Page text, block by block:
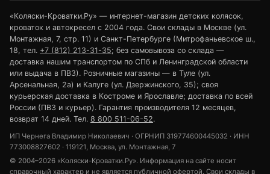
«Коляски-Кроватки.Ру» — интернет-магазин детских колясок,
кроваток и автокресел с 2004 года. Свои склады в Москве (ул.
Монтажная, 7, стр. 11) и Санкт-Петербурге (Митрофаньевское ш.,
18, тел. +7 (812) 213-31-35; без самовывоза со склада —
доставка нашим транспортом по СПб и Ленинградской области
или выдача в ПВЗ). Розничные магазины — в Туле (ул.
Арсенальная, 2а) и Калуге (ул. Дзержинского, 35); своя
курьерская доставка в Костроме и Ярославле; доставка по всей
России (ПВЗ и курьер). Гарантия производителя 12 месяцев,
возврат 14 дней. Тел. 8 800 511-06-52.
ИП Чернега Владимир Николаевич · ОГРНИП 319774600445032 · ИНН
773008827602 · 119121, Москва, ул. Монтажная, 7
© 2004–2026 «Коляски-Кроватки.Ру». Информация на сайте носит
справочный характер и не является публичной офертой. Свои склады в